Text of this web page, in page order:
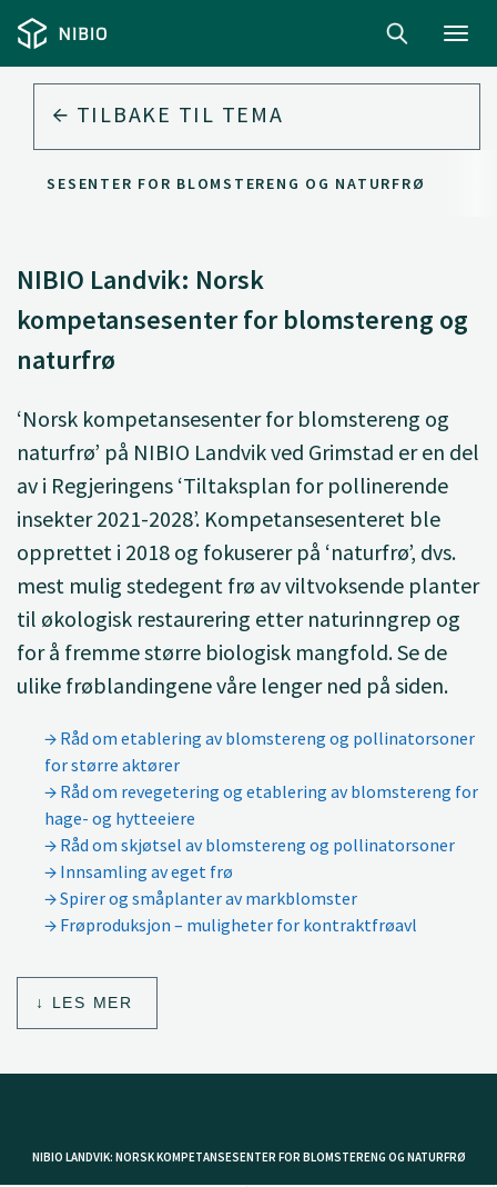
TILBAKE TIL TEMA
FOR BLOMSTERENG OG NATURFRØ
NIBIO Landvik: Norsk
kompetansesenter for blomstereng og
naturfrø
‘Norsk kompetansesenter for blomstereng og
naturfrø’ på NIBIO Landvik ved Grimstad er en del
av i Regjeringens ‘Tiltaksplan for pollinerende
insekter 2021-2028’. Kompetansesenteret ble
opprettet i 2018 og fokuserer på ‘naturfrø’, dvs.
mest mulig stedegent frø av viltvoksende planter
til økologisk restaurering etter naturinngrep og
for å fremme større biologisk mangfold. Se de
ulike frøblandingene våre lenger ned på siden.
Råd om etablering av blomstereng og pollinatorsoner
for større aktører
Råd om revegetering og etablering av blomstereng for
hage- og hytteeiere
Råd om skjøtsel av blomstereng og pollinatorsoner
Innsamling av eget frø
Spirer og småplanter av markblomster
Frøproduksjon – muligheter for kontraktfrøavl
LES MER
NIBIO LANDVIK: NORSK KOMPETANSESENTER FOR BLOMSTERENG OG NATURFRØ